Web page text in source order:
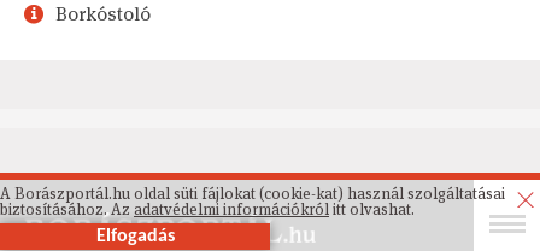
Borkóstoló
A Borászportál.hu oldal süti fájlokat (cookie-kat) használ szolgáltatásai
biztosításához. Az adatvédelmi információkrólitt olvashat.
Elfogadás